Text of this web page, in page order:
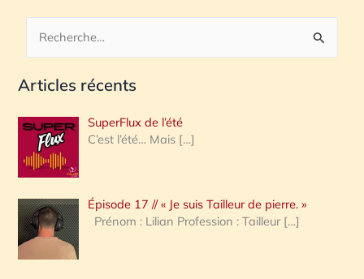
c
e
r
c
h
e
Articles récents
SuperFlux de l’été
C’est l’été… Mais […]
Épisode 17 // « Je suis Tailleur de pierre. »
Prénom : Lilian Profession : Tailleur […]